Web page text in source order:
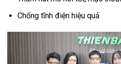
Chống tĩnh điện hiệu quả